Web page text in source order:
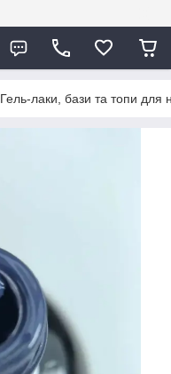
Гель-лаки, бази та топи для